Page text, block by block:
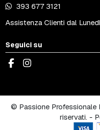
393 677 3121
Assistenza Clienti dal
Seguici su
© Passione Professionale
riservati. -